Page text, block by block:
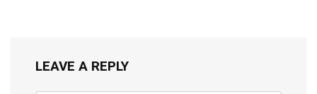
LEAVE A REPLY